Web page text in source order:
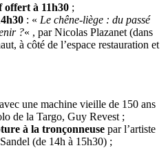
à 11h30 ;
: « Le chêne-liège : du passé
?« , par Nicolas Plazanet (dans
à côté de l’espace restauration et
une machine vieille de 150 ans
de la Targo, Guy Revest ;
à la tronçonneuse par l’artiste
(de 14h à 15h30) ;